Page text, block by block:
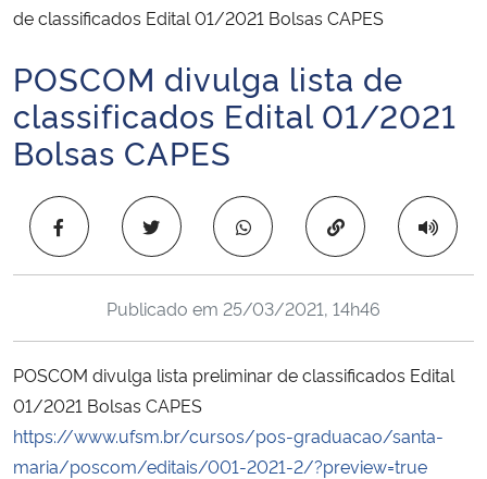
Ministério da Infraestrutura
Ministério da Agricultura, Pecuária e Abastecimento
Ministério da Educação
Ministério de Minas e Energia
Ministério da Ciência, Tecnologia, Inovações e Comunicações
de classificados Edital 01/2021 Bolsas CAPES
Início do conteúdo
POSCOM divulga lista de
classificados Edital 01/2021
Bolsas CAPES
Copiar para área
Publicado em 25/03/2021, 14h46
POSCOM divulga lista preliminar de classificados Edital
01/2021 Bolsas CAPES
https://www.ufsm.br/cursos/pos-graduacao/santa-
maria/poscom/editais/001-2021-2/?preview=true